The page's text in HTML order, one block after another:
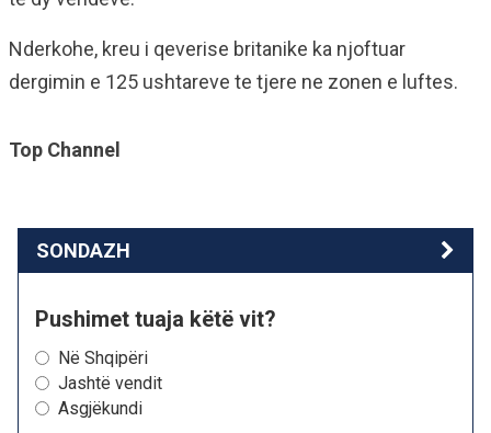
Nderkohe, kreu i qeverise britanike ka njoftuar
dergimin e 125 ushtareve te tjere ne zonen e luftes.
Top Channel
SONDAZH
Pushimet tuaja këtë vit?
Në Shqipëri
Jashtë vendit
Asgjëkundi